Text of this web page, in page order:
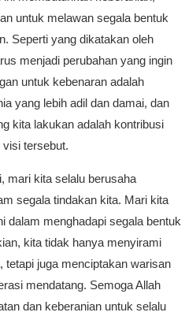
untuk melawan segala bentuk
Seperti yang dikatakan oleh
menjadi perubahan yang ingin
untuk kebenaran adalah
yang lebih adil dan damai, dan
kita lakukan adalah kontribusi
tersebut.
mari kita selalu berusaha
segala tindakan kita. Mari kita
dalam menghadapi segala bentuk
kita tidak hanya menyirami
tetapi juga menciptakan warisan
mendatang. Semoga Allah
dan keberanian untuk selalu